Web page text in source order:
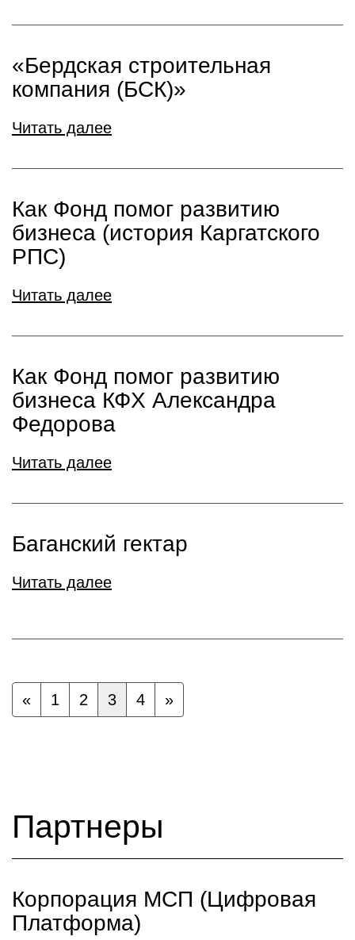
«Бердская строительная
компания (БСК)»
Читать далее
Как Фонд помог развитию
бизнеса (история Каргатского
РПС)
Читать далее
Как Фонд помог развитию
бизнеса КФХ Александра
Федорова
Читать далее
Баганский гектар
Читать далее
« 1 2 3 4 »
Партнеры
Корпорация МСП (Цифровая
Платформа)